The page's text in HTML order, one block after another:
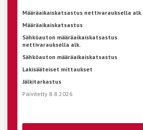
Määräaikaiskatsastus nettivarauksella alk.
Määräaikaiskatsastus
Sähköauton määräaikaiskatsastus
nettivarauksella alk.
Sähköauton määräaikaiskatsastus
Lakisääteiset mittaukset
Jälkitarkastus
Päivitetty 8.8.2026